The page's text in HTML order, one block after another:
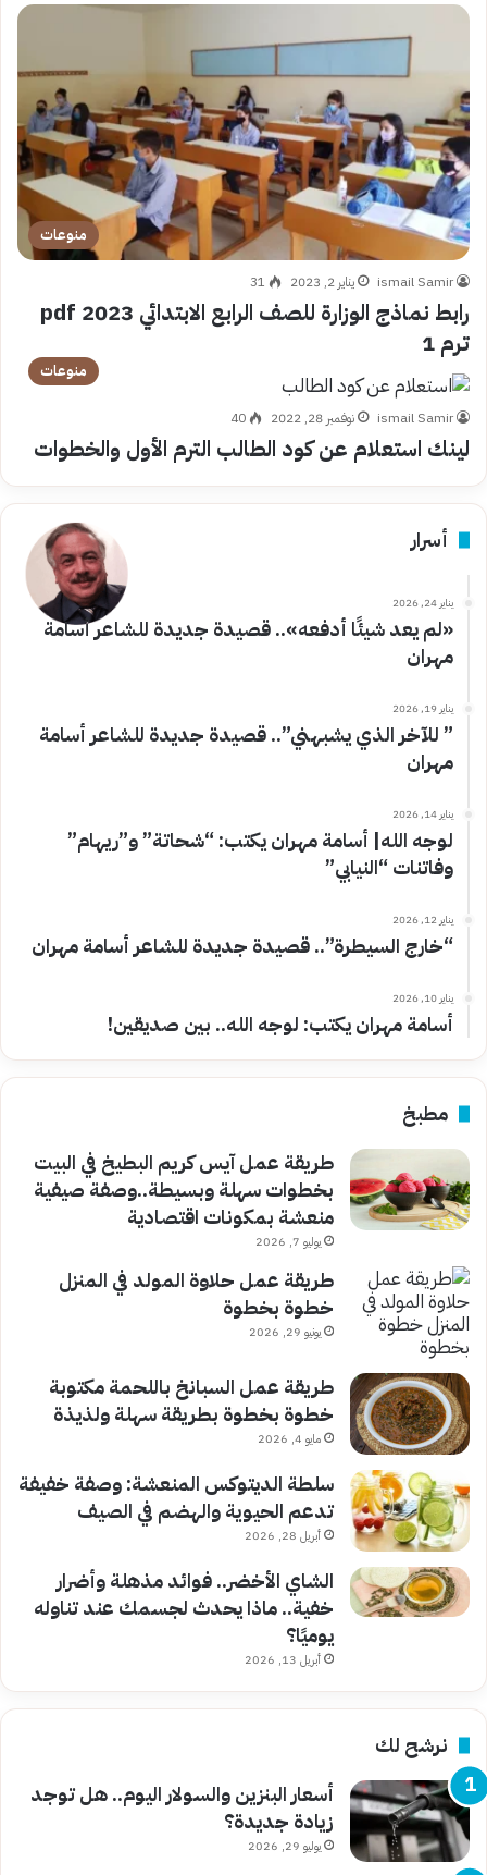
منوعات
ismail Samir يناير 2, 2023 31
رابط نماذج الوزارة للصف الرابع الابتدائي 2023 pdf
ترم 1
منوعات
ismail Samir نوفمبر 28, 2022 40
لينك استعلام عن كود الطالب الترم الأول والخطوات
أسرار
يناير 24, 2026
«لم يعد شيئًا أدفعه».. قصيدة جديدة للشاعر أسامة
مهران
يناير 19, 2026
” للآخر الذي يشبهني”.. قصيدة جديدة للشاعر أسامة
مهران
يناير 14, 2026
لوجه الله| أسامة مهران يكتب: “شحاتة” و”ريهام”
وفاتنات “النيابي”
يناير 12, 2026
“خارج السيطرة”.. قصيدة جديدة للشاعر أسامة مهران
يناير 10, 2026
أسامة مهران يكتب: لوجه الله.. بين صديقين!
مطبخ
طريقة عمل آيس كريم البطيخ في البيت
بخطوات سهلة وبسيطة..وصفة صيفية
منعشة بمكونات اقتصادية
يوليو 7, 2026
طريقة عمل حلاوة المولد في المنزل
خطوة بخطوة
يونيو 29, 2026
طريقة عمل السبانخ باللحمة مكتوبة
خطوة بخطوة بطريقة سهلة ولذيذة
مايو 4, 2026
سلطة الديتوكس المنعشة: وصفة خفيفة
تدعم الحيوية والهضم في الصيف
أبريل 28, 2026
الشاي الأخضر.. فوائد مذهلة وأضرار
خفية.. ماذا يحدث لجسمك عند تناوله
يوميًا؟
أبريل 13, 2026
نرشح لك
أسعار البنزين والسولار اليوم.. هل توجد
زيادة جديدة؟
يوليو 29, 2026